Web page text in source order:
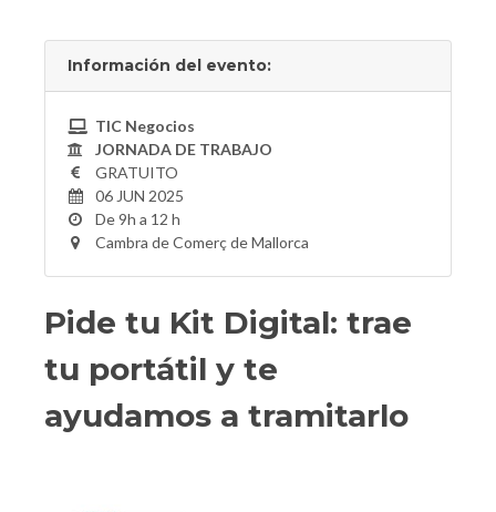
Información del evento:
TIC Negocios
JORNADA DE TRABAJO
GRATUITO
06 JUN 2025
De 9h a 12 h
Cambra de Comerç de Mallorca
Pide tu Kit Digital: trae
tu portátil y te
ayudamos a tramitarlo